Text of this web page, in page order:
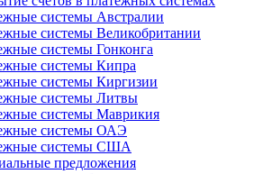
системы Австралии
системы Великобритании
системы Гонконга
системы Кипра
системы Киргизии
системы Литвы
системы Маврикия
системы ОАЭ
системы США
предложения